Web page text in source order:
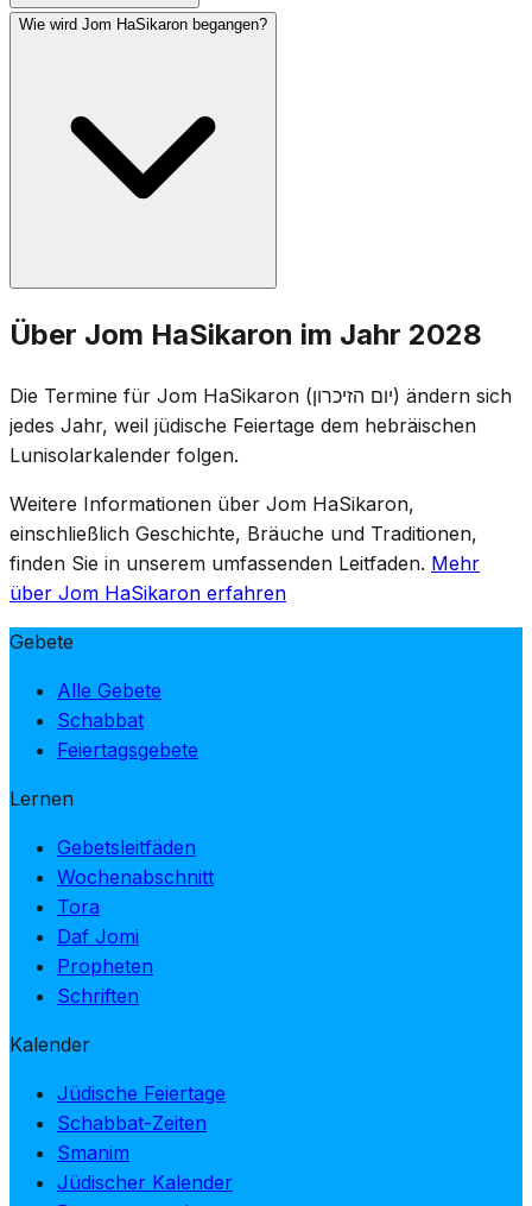
Terroranschlägen. Am Vorabend um 20 Uhr ertönt eine
einminütige Sirene, und am folgenden Tag um 11 Uhr
eine zweiminütige Sirene, während derer das ganze
Wie wird Jom HaSikaron begangen?
Auf Militärfriedhöfen in ganz Israel finden
Gedenkzeremonien statt, und Familien besuchen die
Gräber gefallener Soldaten. Unterhaltungsstätten sind
gesetzlich geschlossen, und Fernsehen und Radio
senden Gedenkprogramme. Der Tag ist von feierlichen
Versammlungen, dem Verlesen der Namen der
Gefallenen und dem Anzünden von Gedenkkerzen
geprägt.
Über Jom HaSikaron im Jahr 2028
Die Termine für Jom HaSikaron (יום הזיכרון) ändern sich
jedes Jahr, weil jüdische Feiertage dem hebräischen
Lunisolarkalender folgen.
Weitere Informationen über Jom HaSikaron,
einschließlich Geschichte, Bräuche und Traditionen,
finden Sie in unserem umfassenden Leitfaden. Mehr
über Jom HaSikaron erfahren
Gebete
Alle Gebete
Schabbat
Feiertagsgebete
Lernen
Gebetsleitfäden
Wochenabschnitt
Tora
Daf Jomi
Propheten
Schriften
Kalender
Jüdische Feiertage
Schabbat-Zeiten
Smanim
Jüdischer Kalender